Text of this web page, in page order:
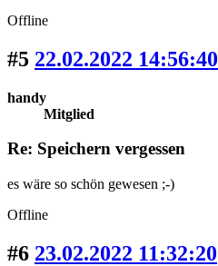
Offline
#5 22.02.2022 14:56:40
handy
Mitglied
Re: Speichern vergessen
es wäre so schön gewesen ;-)
Offline
#6 23.02.2022 11:32:20